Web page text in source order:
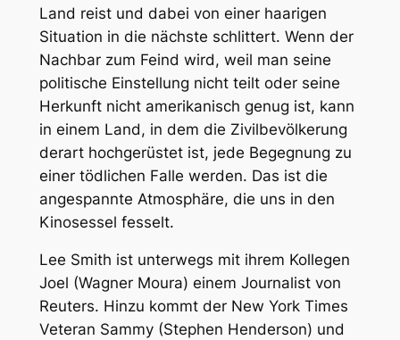
Land reist und dabei von einer haarigen
Situation in die nächste schlittert. Wenn der
Nachbar zum Feind wird, weil man seine
politische Einstellung nicht teilt oder seine
Herkunft nicht amerikanisch genug ist, kann
in einem Land, in dem die Zivilbevölkerung
derart hochgerüstet ist, jede Begegnung zu
einer tödlichen Falle werden. Das ist die
angespannte Atmosphäre, die uns in den
Kinosessel fesselt.
Lee Smith ist unterwegs mit ihrem Kollegen
Joel (Wagner Moura) einem Journalist von
Reuters. Hinzu kommt der New York Times
Veteran Sammy (Stephen Henderson) und